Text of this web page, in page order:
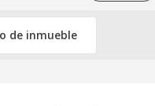
de inmueble